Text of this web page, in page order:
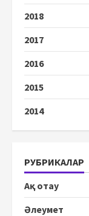
2018
2017
2016
2015
2014
РУБРИКАЛАР
Ақ отау
Әлеумет